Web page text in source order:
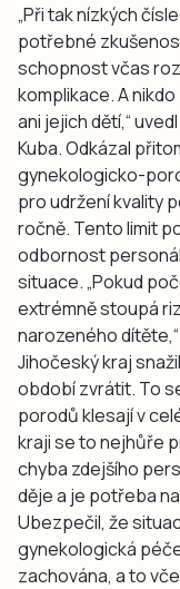
„Při tak nízkých
potřebné
schopnost včas
komplikace. A
ani jejich dětí,“
Kuba. Odkázal
gynekologicko-
pro udržení kvality
ročně. Tento limit
odbornost
situace. „Pokud
extrémně stoupá
narozeného
Jihočeský kraj
období zvrátit. To
porodů klesají v
kraji se to nejhůře
chyba zdejšího
děje a je potřeba
Ubezpečil, že
gynekologická
zachována, a to